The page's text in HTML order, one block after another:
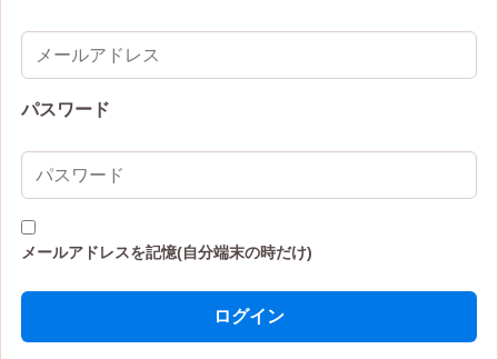
パスワード
メールアドレスを記憶(自分端末の時だけ)
ログイン